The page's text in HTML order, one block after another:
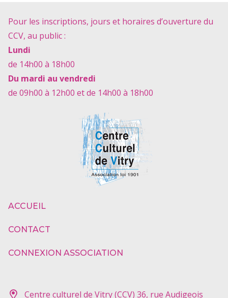
Pour les inscriptions, jours et horaires d’ouverture du
CCV, au public :
Lundi
de 14h00 à 18h00
Du mardi au vendredi
de 09h00 à 12h00 et de 14h00 à 18h00
ACCUEIL
CONTACT
CONNEXION ASSOCIATION
Centre culturel de Vitry (CCV) 36, rue Audigeois